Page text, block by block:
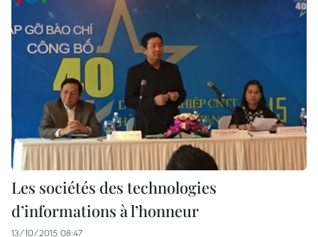
Les sociétés des technologies
d’informations à l’honneur
13/10/2015 08:47